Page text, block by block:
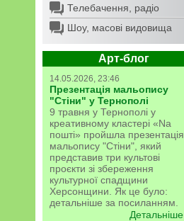
Телебачення, радіо
Шоу, масові видовища
Арт-блог
14.05.2026, 23:46
Презентація мальопису
"Стіни" у Тернополі
9 травня у Тернополі у
креативному кластері «Na
пошті» пройшла презентація
мальопису "Стіни", який
представив три культові
проєкти зі збереження
культурної спадщини
Херсонщини. Як це було:
детальніше за посиланням.
Детальніше